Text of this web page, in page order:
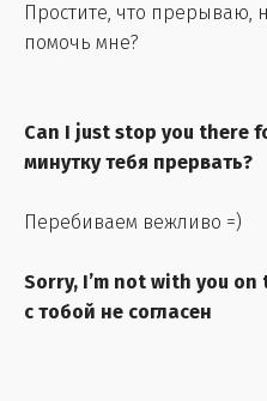
Простите, что прерываю,
помочь мне?
Can I just stop you there
минутку тебя прервать?
Перебиваем вежливо =)
Sorry, I’m not with you
с тобой не согласен